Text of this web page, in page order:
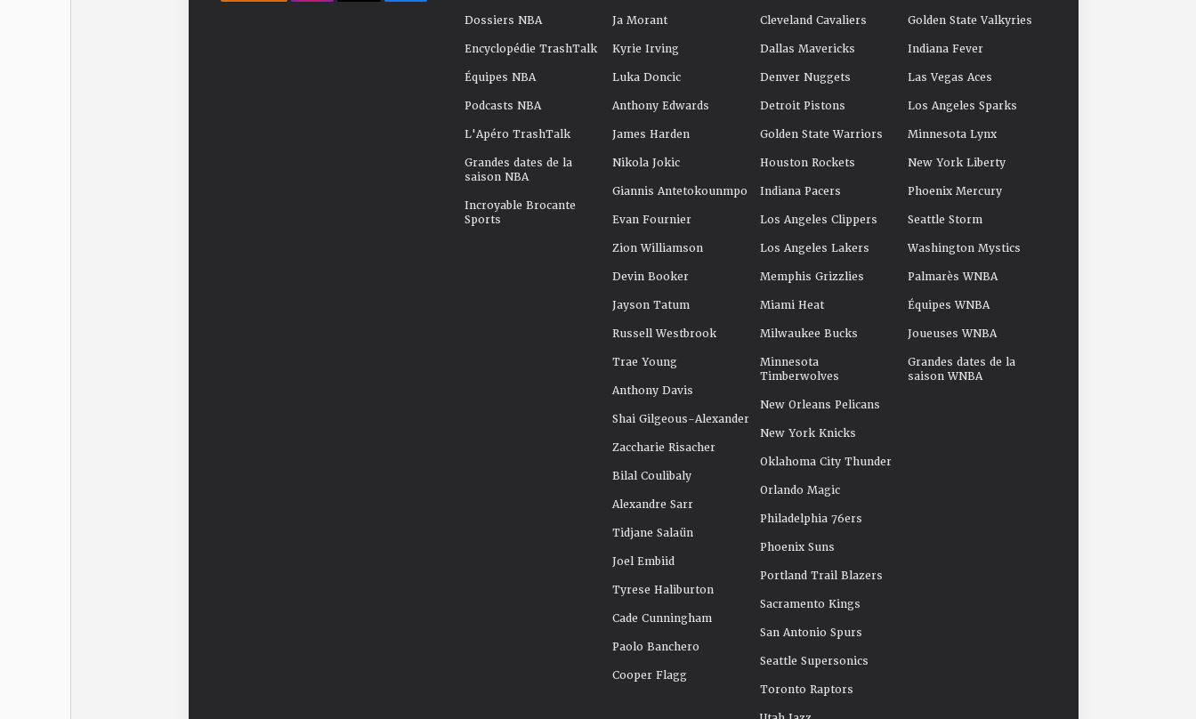
Dossiers NBA
Encyclopédie TrashTalk
Équipes NBA
Podcasts NBA
L'Apéro TrashTalk
Grandes dates de la
saison NBA
Incroyable Brocante
Sports
Ja Morant
Kyrie Irving
Luka Doncic
Anthony Edwards
James Harden
Nikola Jokic
Giannis Antetokounmpo
Evan Fournier
Zion Williamson
Devin Booker
Jayson Tatum
Russell Westbrook
Trae Young
Anthony Davis
Shai Gilgeous-Alexander
Zaccharie Risacher
Bilal Coulibaly
Alexandre Sarr
Tidjane Salaün
Joel Embiid
Tyrese Haliburton
Cade Cunningham
Paolo Banchero
Cooper Flagg
Cleveland Cavaliers
Dallas Mavericks
Denver Nuggets
Detroit Pistons
Golden State Warriors
Houston Rockets
Indiana Pacers
Los Angeles Clippers
Los Angeles Lakers
Memphis Grizzlies
Miami Heat
Milwaukee Bucks
Minnesota
Timberwolves
New Orleans Pelicans
New York Knicks
Oklahoma City Thunder
Orlando Magic
Philadelphia 76ers
Phoenix Suns
Portland Trail Blazers
Sacramento Kings
San Antonio Spurs
Seattle Supersonics
Toronto Raptors
Golden State Valkyries
Indiana Fever
Las Vegas Aces
Los Angeles Sparks
Minnesota Lynx
New York Liberty
Phoenix Mercury
Seattle Storm
Washington Mystics
Palmarès WNBA
Équipes WNBA
Joueuses WNBA
Grandes dates de la
saison WNBA